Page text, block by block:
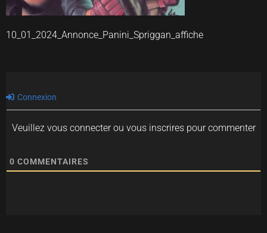
10_01_2024_Annonce_Panini_Spriggan_affiche
Connexion
Veuillez vous connecter ou vous inscrires pour commenter
0 COMMENTAIRES